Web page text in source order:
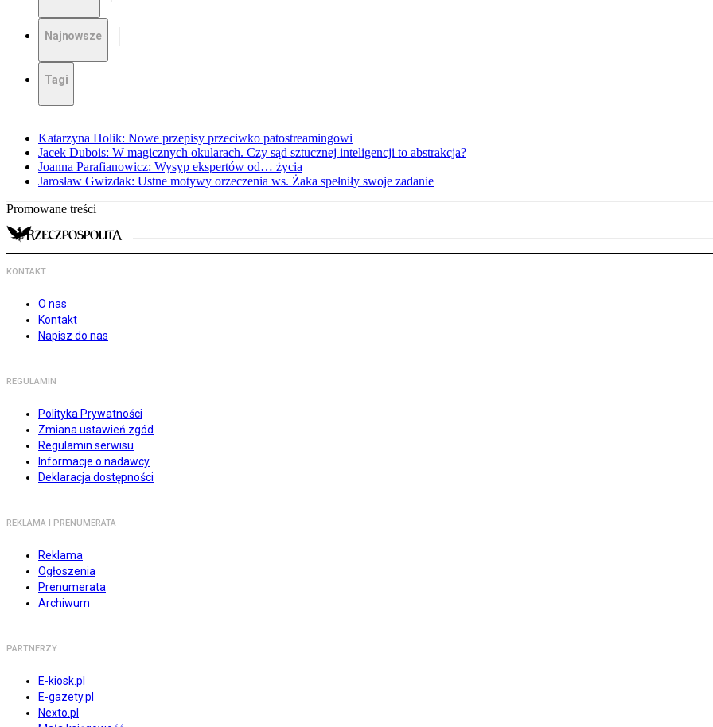
Najnowsze
Tagi
Katarzyna Holik: Nowe przepisy przeciwko patostreamingowi
Jacek Dubois: W magicznych okularach. Czy sąd sztucznej inteligencji to abstrakcja?
Joanna Parafianowicz: Wysyp ekspertów od… życia
Jarosław Gwizdak: Ustne motywy orzeczenia ws. Żaka spełniły swoje zadanie
Promowane treści
KONTAKT
O nas
Kontakt
Napisz do nas
REGULAMIN
Polityka Prywatności
Zmiana ustawień zgód
Regulamin serwisu
Informacje o nadawcy
Deklaracja dostępności
REKLAMA I PRENUMERATA
Reklama
Ogłoszenia
Prenumerata
Archiwum
PARTNERZY
E-kiosk.pl
E-gazety.pl
Nexto.pl